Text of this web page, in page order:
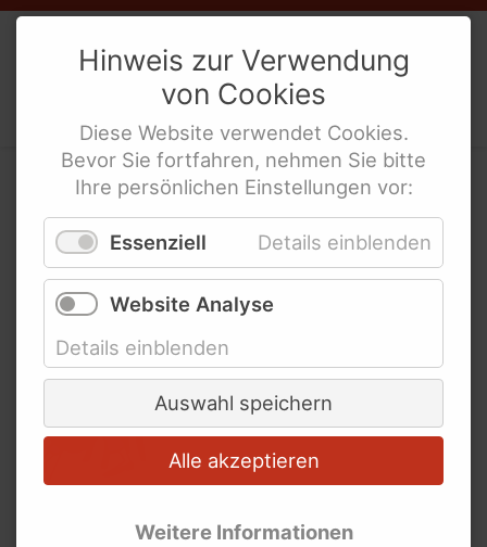
Weibernetze.V.
Politische Interessen-Ver­tre­tung
behinderte Frauen
Neu bei uns: berühmte
behinderte Frauen
Hinweis zur Verwendung
von Cookies
Diese Website verwendet Cookies.
Bevor Sie fortfahren, nehmen Sie bitte
Ihre persönlichen Einstellungen vor:
Essenziell Details einblenden
Website Analyse
Details einblenden
Auswahl speichern
Alle akzeptieren
Weitere Informationen